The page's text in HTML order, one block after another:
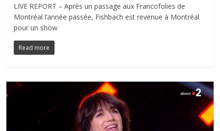
LIVE REPORT – Après un passage aux Francofolies de
Montréal l’année passée, Fishbach est revenue à Montréal
pour un show
Read more